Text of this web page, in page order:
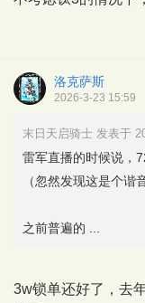
洛克萨斯
2026-3-23 15:59
末日天启骑士 发表于
雷军直播的时候说，
（忽然发现这是个谐
之前普遍的 ...
3w锁单还好了，去